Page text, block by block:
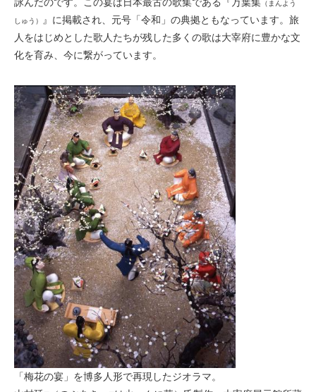
詠んだのです。この宴は日本最古の歌集である『万葉集 （まんよう
しゅう）
』に掲載され、元号「令和」の典拠ともなっています。旅
人をはじめとした歌人たちが残した多くの歌は大宰府に豊かな文
化を育み、今に繋がっています。
「梅花の宴」を博多人形で再現したジオラマ。